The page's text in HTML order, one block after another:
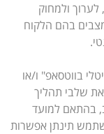
ולמחוק
בהם הלקוח
בווטסאפ" ו/או
שלבי תהליך
בהתאם למועד
תינתן אפשרות